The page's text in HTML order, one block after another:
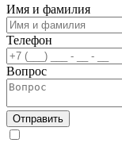
Имя и фамилия
Телефон
Вопрос
Отправить